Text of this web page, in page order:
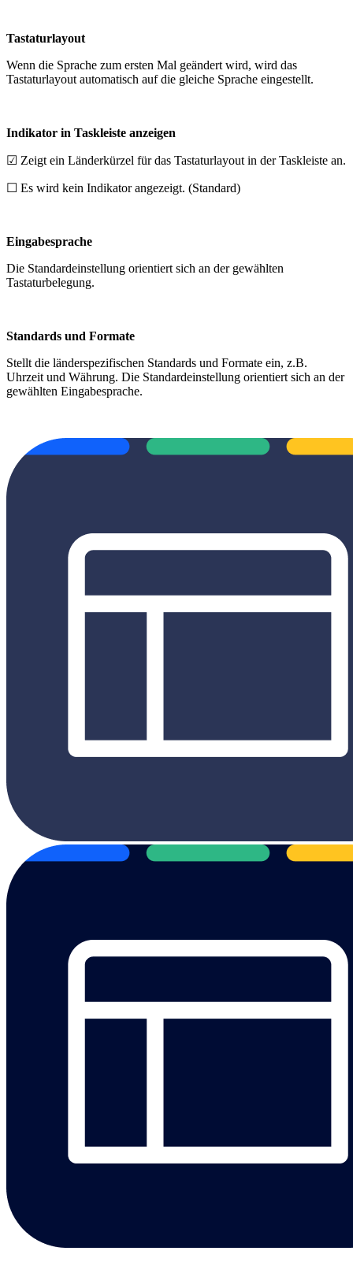
Tastaturlayout
Wenn die Sprache zum ersten Mal geändert wird, wird das
Tastaturlayout automatisch auf die gleiche Sprache eingestellt.
Indikator in Taskleiste anzeigen
☑ Zeigt ein Länderkürzel für das Tastaturlayout in der Taskleiste an.
☐ Es wird kein Indikator angezeigt. (Standard)
Eingabesprache
Die Standardeinstellung orientiert sich an der gewählten
Tastaturbelegung.
Standards und Formate
Stellt die länderspezifischen Standards und Formate ein, z.B.
Uhrzeit und Währung. Die Standardeinstellung orientiert sich an der
gewählten Eingabesprache.